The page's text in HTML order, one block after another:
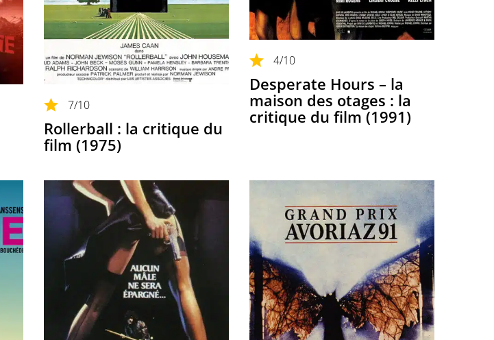
7/10
Rollerball : la critique du
film (1975)
4/10
Desperate Hours – la
maison des otages : la
critique du film (1991)